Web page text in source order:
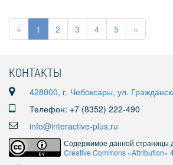
« 1 2 3 4 5 »
КОНТАКТЫ
428000, г. Чебоксары, ул.
Телефон: +7 (8352) 222-490
info@interactive-plus.ru
Содержимое данной страницы
Creative Commons «Attribution»